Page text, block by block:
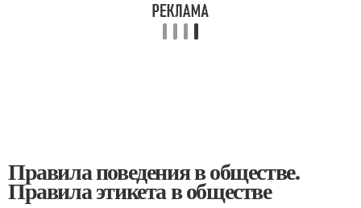
Правила поведения в обществе.
Правила этикета в обществе